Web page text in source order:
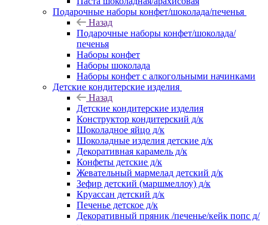
Подарочные наборы конфет/шоколада/печенья
Назад
Подарочные наборы конфет/шоколада/
печенья
Наборы конфет
Наборы шоколада
Наборы конфет с алкогольными начинками
Детские кондитерские изделия
Назад
Детские кондитерские изделия
Конструктор кондитерский д/к
Шоколадное яйцо д/к
Шоколадные изделия детские д/к
Декоративная карамель д/к
Конфеты детские д/к
Жевательный мармелад детский д/к
Зефир детский (маршмеллоу) д/к
Круассан детский д/к
Печенье детское д/к
Декоративный пряник /печенье/кейк попс д/